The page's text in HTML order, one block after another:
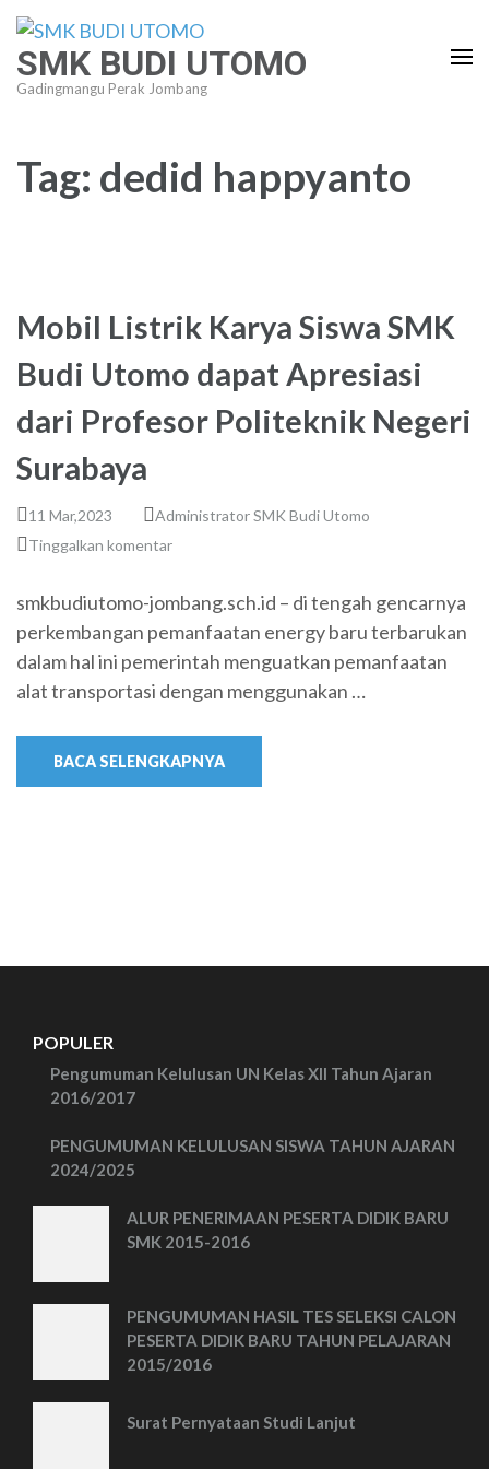
Lompat
konten
(Tekan
SMK BUDI UTOMO
Gadingmangu Perak Jombang
Tag: dedid happyanto
Mobil Listrik Karya Siswa SMK
Budi Utomo dapat Apresiasi
dari Profesor Politeknik Negeri
Surabaya
11 Mar,2023
Administrator SMK Budi Utomo
Tinggalkan komentar
smkbudiutomo-jombang.sch.id – di tengah gencarnya
perkembangan pemanfaatan energy baru terbarukan
dalam hal ini pemerintah menguatkan pemanfaatan
alat transportasi dengan menggunakan …
BACA SELENGKAPNYA
POPULER
Pengumuman Kelulusan UN Kelas XII Tahun Ajaran
2016/2017
PENGUMUMAN KELULUSAN SISWA TAHUN AJARAN
2024/2025
ALUR PENERIMAAN PESERTA DIDIK BARU
SMK 2015-2016
PENGUMUMAN HASIL TES SELEKSI CALON
PESERTA DIDIK BARU TAHUN PELAJARAN
2015/2016
Surat Pernyataan Studi Lanjut